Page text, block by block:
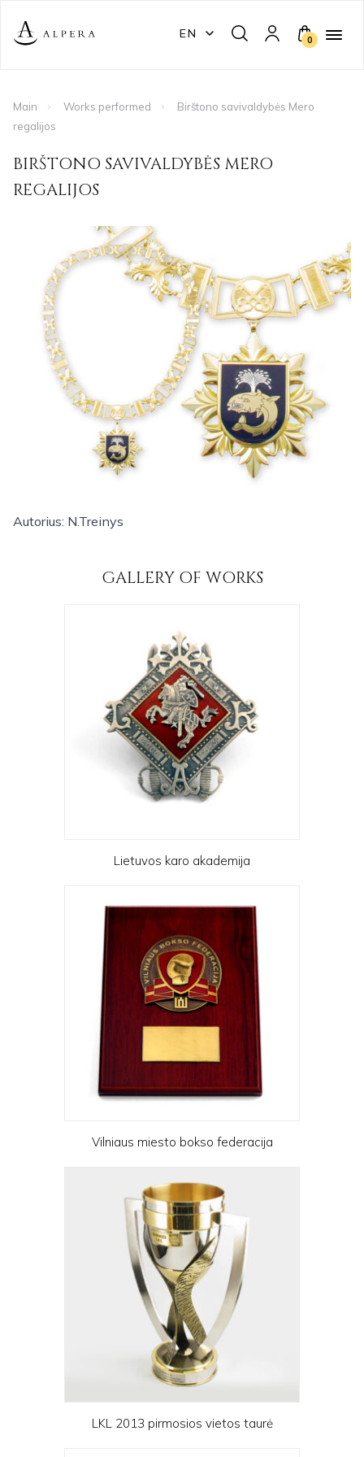
EN 0
Main Works performed
Birštono savivaldybės Mero
regalijos
BIRŠTONO SAVIVALDYBĖS MERO
REGALIJOS
Autorius: N.Treinys
GALLERY OF WORKS
Lietuvos karo akademija
Vilniaus miesto bokso federacija
LKL 2013 pirmosios vietos taurė